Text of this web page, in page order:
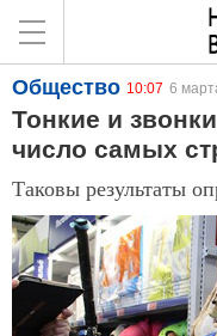
Общество 10:07 6
Тонкие и
число самых
Таковы результаты